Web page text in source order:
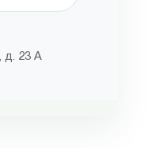
д. 23 А